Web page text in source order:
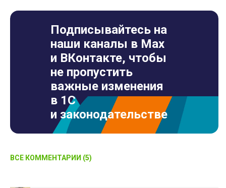
Подписывайтесь на
наши каналы в Max
и ВКонтакте, чтобы
не пропустить
важные изменения
в 1С
и законодательстве
ВСЕ КОММЕНТАРИИ (5)